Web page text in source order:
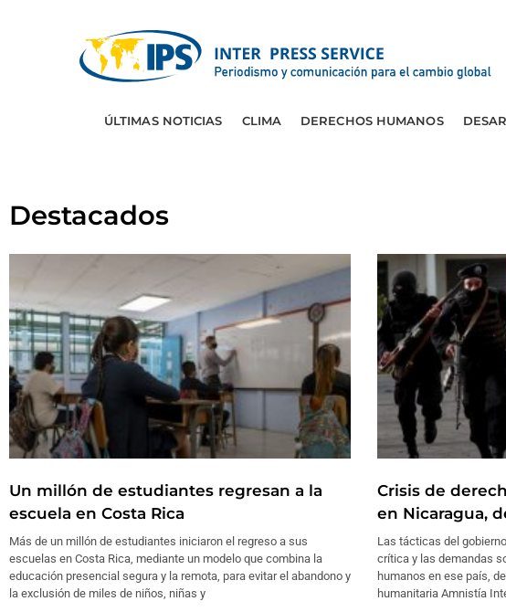
ÚLTIMAS NOTICIAS CLIMA DERECHOS HUMANOS
Destacados
Un millón de estudiantes regresan a la
escuela en Costa Rica
Más de un millón de estudiantes iniciaron el regreso a sus
escuelas en Costa Rica, mediante un modelo que combina la
educación presencial segura y la remota, para evitar el abandono y
la exclusión de miles de niños, niñas y
Crisis de
en Nicaragua,
Las tácticas del
crítica y las demandas
humanos en ese país,
humanitaria Amnistía